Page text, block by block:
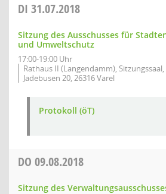
DI 31.07.2018
Sitzung des Ausschusses für
und Umweltschutz
17:00-19:00 Uhr
Rathaus II (Langendamm), Sitzungssaal,
Jadebusen 20, 26316 Varel
Protokoll (öT)
DO 09.08.2018
Sitzung des